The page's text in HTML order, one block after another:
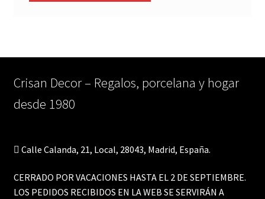
Crisan Decor – Regalos, porcelana y hogar
desde 1980
Calle Calanda, 21, Local, 28043, Madrid, España.
CERRADO POR VACACIONES HASTA EL 2 DE SEPTIEMBRE.
LOS PEDIDOS RECIBIDOS EN LA WEB SE SERVIRÁN A